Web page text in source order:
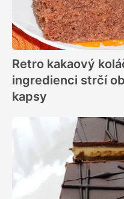
Retro kakaový
ingredienci strčí
kapsy